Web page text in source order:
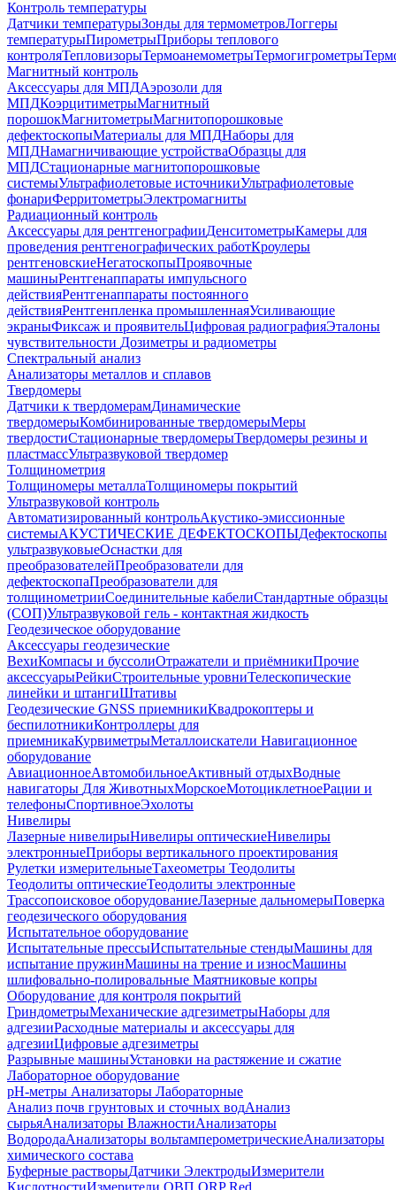
Контроль температуры
Датчики температурыЗонды для термометровЛоггеры
температурыПирометрыПриборы теплового
контроляТепловизорыТермоанемометрыТермогигрометры
Магнитный контроль
Аксессуары для МПДАэрозоли для
МПДКоэрцитиметрыМагнитный
порошокМагнитометрыМагнитопорошковые
дефектоскопыМатериалы для МПДНаборы для
МПДНамагничивающие устройстваОбразцы для
МПДСтационарные магнитопорошковые
системыУльтрафиолетовые источникиУльтрафиолетовые
фонариФерритометрыЭлектромагниты
Радиационный контроль
Аксессуары для рентгенографииДенситометрыКамеры для
проведения рентгенографических работКроулеры
рентгеновскиеНегатоскопыПроявочные
машиныРентгенаппараты импульсного
действияРентгенаппараты постоянного
действияРентгенпленка промышленнаяУсиливающие
экраныФиксаж и проявительЦифровая радиографияЭталоны
чувствительности Дозиметры и радиометры
Спектральный анализ
Анализаторы металлов и сплавов
Твердомеры
Датчики к твердомерамДинамические
твердомерыКомбинированные твердомерыМеры
твердостиСтационарные твердомерыТвердомеры резины и
пластмассУльтразвуковой твердомер
Толщинометрия
Толщиномеры металлаТолщиномеры покрытий
Ультразвуковой контроль
Автоматизированный контрольАкустико-эмиссионные
системыАКУСТИЧЕСКИЕ ДЕФЕКТОСКОПЫДефектоскопы
ультразвуковыеОснастки для
преобразователейПреобразователи для
дефектоскопаПреобразователи для
толщинометрииСоединительные кабелиСтандартные образцы
(СОП)Ультразвуковой гель - контактная жидкость
Геодезическое оборудование
Аксессуары геодезические
ВехиКомпасы и буссолиОтражатели и приёмникиПрочие
аксессуарыРейкиСтроительные уровниТелескопические
линейки и штангиШтативы
Геодезические GNSS приемникиКвадрокоптеры и
беспилотникиКонтроллеры для
приемникаКурвиметрыМеталлоискатели Навигационное
оборудование
АвиационноеАвтомобильноеАктивный отдыхВодные
навигаторы Для ЖивотныхМорскоеМотоциклетноеРации и
телефоныСпортивноеЭхолоты
Нивелиры
Лазерные нивелирыНивелиры оптическиеНивелиры
электронныеПриборы вертикального проектирования
Рулетки измерительныеТахеометры Теодолиты
Теодолиты оптическиеТеодолиты электронные
Трассопоисковое оборудованиеЛазерные дальномерыПоверка
геодезического оборудования
Испытательное оборудование
Испытательные прессыИспытательные стендыМашины для
испытание пружинМашины на трение и износМашины
шлифовально-полировальные Маятниковые копры
Оборудование для контроля покрытий
ГриндометрыМеханические адгезиметрыНаборы для
адгезииРасходные материалы и аксессуары для
адгезииЦифровые адгезиметры
Разрывные машиныУстановки на растяжение и сжатие
Лабораторное оборудование
pH-метры Анализаторы Лабораторные
Анализ почв грунтовых и сточных водАнализ
сырьяАнализаторы ВлажностиАнализаторы
ВодородаАнализаторы вольтамперометрическиеАнализаторы
химического состава
Буферные растворыДатчики ЭлектродыИзмерители